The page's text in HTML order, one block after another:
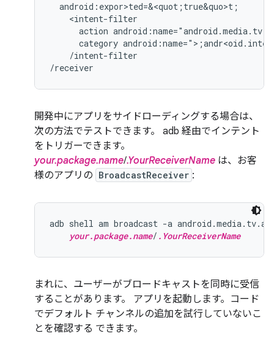
action
category
/intent-filter
/receiver
開発中にアプリをサイドローディングする場合は、
次の方法でテストできます。 adb 経由でインテント
をトリガーできます。
your.package.name/.YourReceiverName は、お客
様のアプリの BroadcastReceiver :
adb shell am broadcast -a
your.package.name/ .YourReceiverName
まれに、ユーザーがブロードキャストを同時に受信
することがあります。 アプリを起動します。コード
でデフォルト チャンネルの追加を試行していないこ
とを確認する できます。